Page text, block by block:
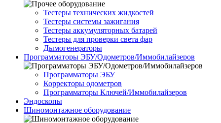
Тестеры технических жидкостей
Тестеры системы зажигания
Тестеры аккумуляторных батарей
Тестеры для проверки света фар
Дымогенераторы
Программаторы ЭБУ/Одометров/Иммобилайзеров
Программаторы ЭБУ
Корректоры одометров
Программаторы Ключей/Иммобилайзеров
Эндоскопы
Шиномонтажное оборудование